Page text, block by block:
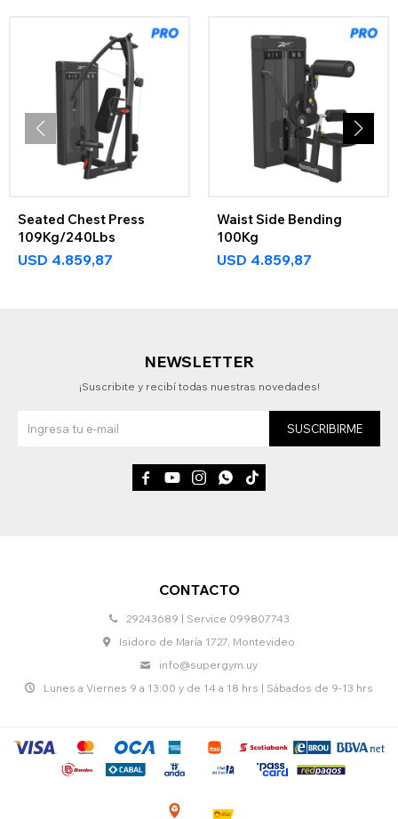
Seated Chest Press
109Kg/240Lbs
USD 4.859,87
Waist Side Bending
100Kg
USD 4.859,87
CONTACTO
29243689 | Service 099807743
Isidoro de María 1727, Montevideo
info@supergym.uy
Lunes a Viernes 9 a 13:00 y de 14 a 18 hrs | Sábados de 9-13 hrs
NEWSLETTER
¡Suscribite y recibí todas nuestras novedades!
SUSCRIBIRME
    